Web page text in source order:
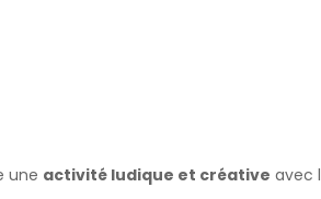
une activité ludique et créative avec